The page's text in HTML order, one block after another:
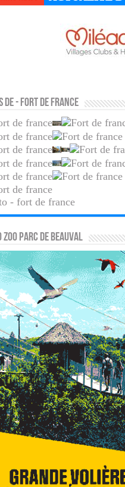
de - fort de france
- fort de france
ZOO PARC DE BEAUVAL